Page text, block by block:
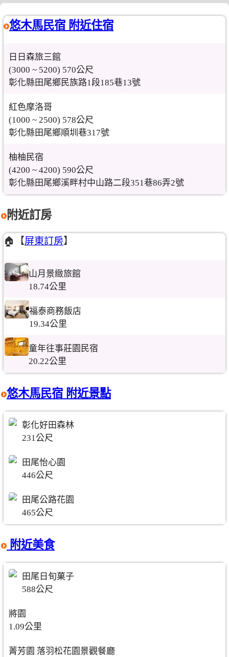
悠木馬民宿 附近住宿
日日森旅三館
(3000 ~ 5200) 570公尺
彰化縣田尾鄉民族路1段185巷13號
紅色摩洛哥
(1000 ~ 2500) 578公尺
彰化縣田尾鄉順圳巷317號
柚柚民宿
(4200 ~ 4200) 590公尺
彰化縣田尾鄉溪畔村中山路二段351巷86弄2號
附近訂房
🏠【屏東訂房】
山月景緻旅館
18.74公里
福泰商務飯店
19.34公里
童年往事莊園民宿
20.22公里
悠木馬民宿 附近景點
彰化好田森林
231公尺
田尾怡心園
446公尺
田尾公路花園
465公尺
附近美食
田尾日旬菓子
588公尺
將園
1.09公里
菁芳園 落羽松花園景觀餐廳